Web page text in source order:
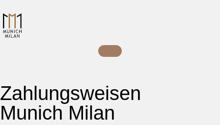
Zahlungsweisen
Munich Milan